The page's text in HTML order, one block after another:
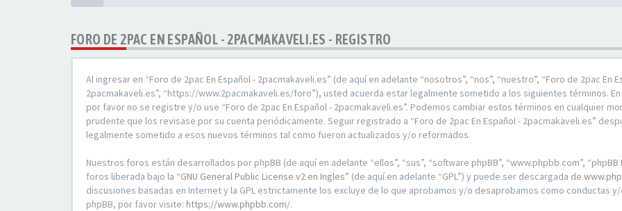
FORO DE 2PAC EN ESPAÑOL - 2PACMAKAVELI.ES - REGISTRO
Al ingresar en “Foro de 2pac En Español - 2pacmakaveli.es” (de aquí en adelante “nosotros”, “nos”, “nuestro”, “Foro de 2pac En
2pacmakaveli.es”, “https://www.2pacmakaveli.es/foro”), usted acuerda estar legalmente sometido a los siguientes términos.
por favor no se registre y/o use “Foro de 2pac En Español - 2pacmakaveli.es”. Podemos cambiar estos términos en cualquier
prudente que los revisase por su cuenta periódicamente. Seguir registrado a “Foro de 2pac En Español - 2pacmakaveli.es”
legalmente sometido a esos nuevos términos tal como fueron actualizados y/o reformados.
Nuestros foros están desarrollados por phpBB (de aquí en adelante “ellos”, “sus”, “software phpBB”, “www.phpbb.com”, “phpBB
foros liberada bajo la “GNU General Public License v2 en Ingles” (de aquí en adelante “GPL”) y puede ser descargada de
discusiones basadas en Internet y la GPL estrictamente los excluye de lo que aprobamos y/o desaprobamos como conductas
phpBB, por favor visite: https://www.phpbb.com/.